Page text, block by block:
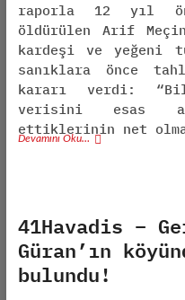
raporla 12 yıl
öldürülen Arif
kardeşi ve yeğeni
sanıklara önce
kararı verdi:
verisini esas
ettiklerinin net
Devamını Oku…
41Havadis –
Güran’ın
bulundu!